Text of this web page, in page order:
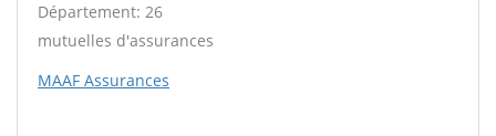
Département: 26
mutuelles d'assurances
MAAF Assurances